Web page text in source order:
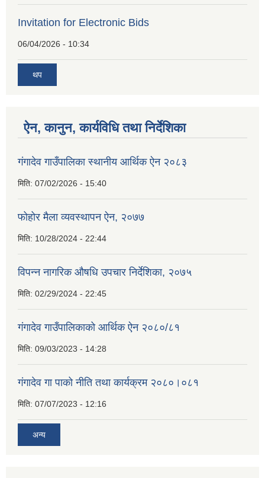
Invitation for Electronic Bids
06/04/2026 - 10:34
थप
ऐन, कानुन, कार्यविधि तथा निर्देशिका
गंगादेव गाउँपालिका स्थानीय आर्थिक ऐन २०८३
मिति: 07/02/2026 - 15:40
फोहोर मैला व्यवस्थापन ऐन, २०७७
मिति: 10/28/2024 - 22:44
विपन्न नागरिक औषधि उपचार निर्देशिका, २०७५
मिति: 02/29/2024 - 22:45
गंगादेव गाउँपालिकाको आर्थिक ऐन २०८०/८१
मिति: 09/03/2023 - 14:28
गंगादेव गा पाको नीति तथा कार्यक्रम २०८०।०८१
मिति: 07/07/2023 - 12:16
अन्य